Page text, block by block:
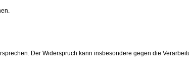
Der Widerspruch kann insbesondere gegen die